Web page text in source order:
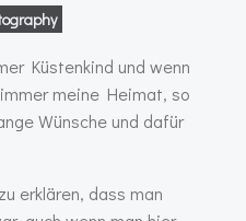
Küstenkind und wenn
meine Heimat, so
Wünsche und dafür
erklären, dass man